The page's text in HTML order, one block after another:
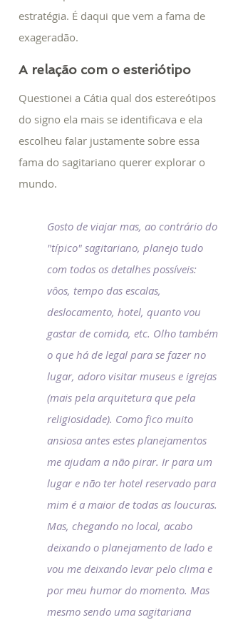
estratégia. É daqui que vem a fama de
exageradão.
A relação com o esteriótipo
Questionei a Cátia qual dos estereótipos
do signo ela mais se identificava e ela
escolheu falar justamente sobre essa
fama do sagitariano querer explorar o
mundo.
Gosto de viajar mas, ao contrário do
"típico" sagitariano, planejo tudo
com todos os detalhes possíveis:
vôos, tempo das escalas,
deslocamento, hotel, quanto vou
gastar de comida, etc. Olho também
o que há de legal para se fazer no
lugar, adoro visitar museus e igrejas
(mais pela arquitetura que pela
religiosidade). Como fico muito
ansiosa antes estes planejamentos
me ajudam a não pirar. Ir para um
lugar e não ter hotel reservado para
mim é a maior de todas as loucuras.
Mas, chegando no local, acabo
deixando o planejamento de lado e
vou me deixando levar pelo clima e
por meu humor do momento. Mas
mesmo sendo uma sagitariana